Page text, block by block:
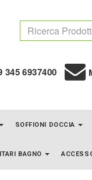
345 6937400
SOFFIONI DOCCIA
BAGNO